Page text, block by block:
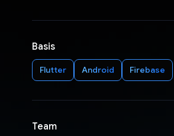
Basis
Flutter Android Firebase
Team